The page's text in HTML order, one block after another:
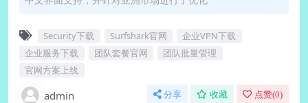
Security下载 Surfshark官网
企业VPN下载
企业服务下载
团队套餐官网
团队批量管理
官网方案上线
admin 分享 收藏 点赞(0)